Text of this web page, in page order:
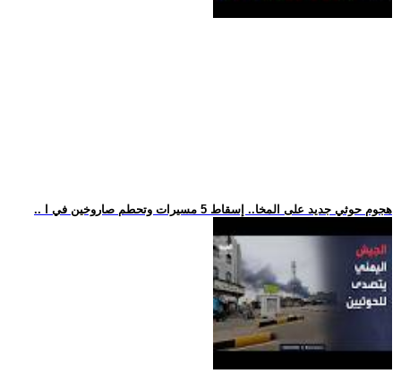
.. هجوم حوثي جديد على المخا.. إسقاط 5 مسيرات وتحطم صاروخين في ا